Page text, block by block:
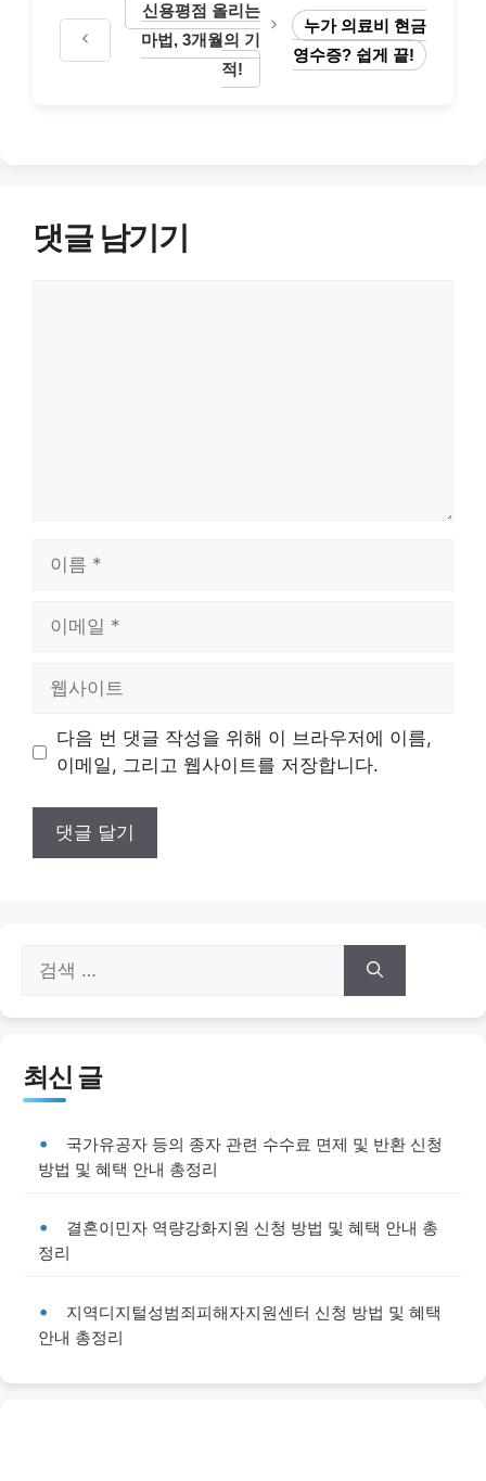
신용평점 올리는
마법, 3개월의 기
적!
누가 의료비 현금
영수증? 쉽게 끝!
댓글 남기기
트
다음 번 댓글 작성을 위해 이 브라우저에 이름,
이메일, 그리고 웹사이트를 저장합니다.
색:
최신 글
국가유공자 등의 종자 관련 수수료 면제 및 반환 신청
방법 및 혜택 안내 총정리
결혼이민자 역량강화지원 신청 방법 및 혜택 안내 총
정리
지역디지털성범죄피해자지원센터 신청 방법 및 혜택
안내 총정리